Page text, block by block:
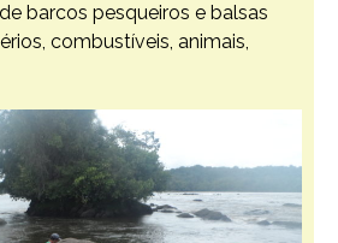
barcos pesqueiros e balsas
combustíveis, animais,